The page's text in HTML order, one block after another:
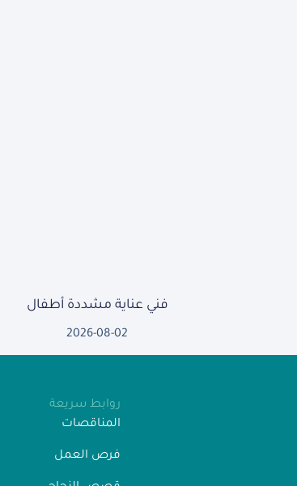
فني عناية مشددة أطفال
2026-08-02
روابط سريعة
المناقصات
فرص العمل